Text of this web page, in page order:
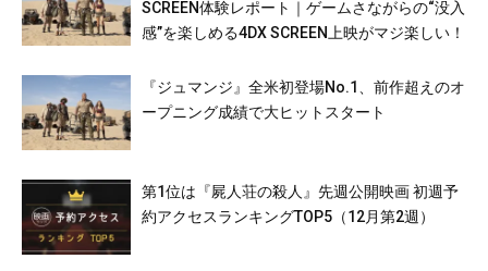
SCREEN体験レポート｜ゲームさながらの“没入
感”を楽しめる4DX SCREEN上映がマジ楽しい！
『ジュマンジ』全米初登場No.1、前作超えのオ
ープニング成績で大ヒットスタート
第1位は『屍人荘の殺人』先週公開映画 初週予
約アクセスランキングTOP5（12月第2週）